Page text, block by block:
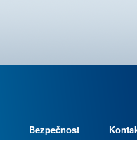
Bezpečnost